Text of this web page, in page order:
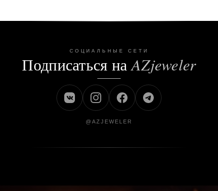
СОЦИАЛЬНЫЕ СЕТИ
Подписаться наAZjeweler
@AZJEWELER